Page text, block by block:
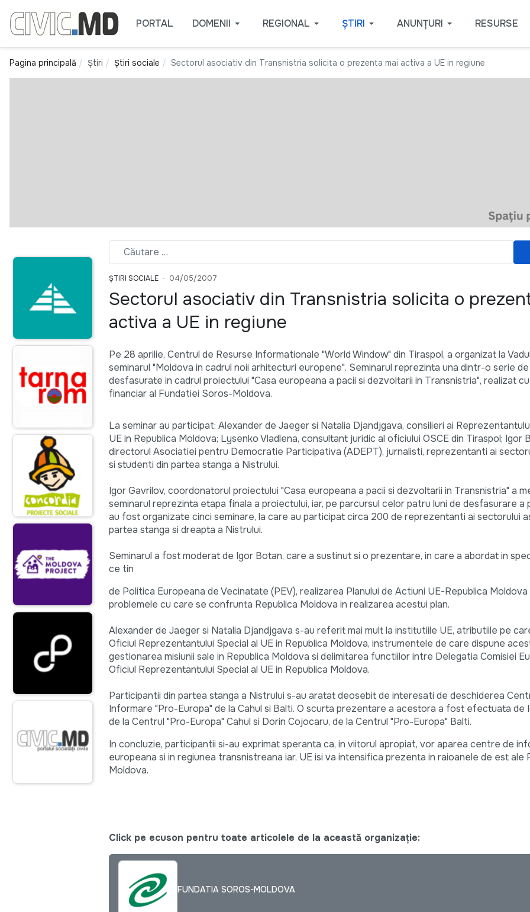
PORTAL DOMENII REGIONAL ȘTIRI ANUNȚURI RESURSE
Pagina principală Știri Știri sociale Sectorul asociativ din Transnistria solicita o prezenta mai activa a UE in regiune
ȘTIRI SOCIALE 04/05/2007
Sectorul asociativ din Transnistria solicita o
activa a UE in regiune
Pe 28 aprilie, Centrul de Resurse Informationale "World Window" din Tiraspol, a organizat la
seminarul "Moldova in cadrul noii arhitecturi europene". Seminarul reprezinta una dintr-o serie
desfasurate in cadrul proiectului "Casa europeana a pacii si dezvoltarii in Transnistria", realizat
financiar al Fundatiei Soros-Moldova.
La seminar au participat: Alexander de Jaeger si Natalia Djandjgava, consilieri ai
UE in Republica Moldova; Lysenko Vladlena, consultant juridic al oficiului OSCE din Tiraspol; Igor
directorul Asociatiei pentru Democratie Participativa (ADEPT), jurnalisti, reprezentanti ai
si studenti din partea stanga a Nistrului.
Igor Gavrilov, coordonatorul proiectului "Casa europeana a pacii si dezvoltarii in Transnistria" a
seminarul reprezinta etapa finala a proiectului, iar, pe parcursul celor patru luni de desfasurare a
au fost organizate cinci seminare, la care au participat circa 200 de reprezentanti ai sectorului
partea stanga si dreapta a Nistrului.
Seminarul a fost moderat de Igor Botan, care a sustinut si o prezentare, in care a abordat in
ce tin
de Politica Europeana de Vecinatate (PEV), realizarea Planului de Actiuni UE-Republica Moldova
problemele cu care se confrunta Republica Moldova in realizarea acestui plan.
Alexander de Jaeger si Natalia Djandjgava s-au referit mai mult la institutiile UE, atributiile pe
Oficiul Reprezentantului Special al UE in Republica Moldova, instrumentele de care dispune
gestionarea misiunii sale in Republica Moldova si delimitarea functiilor intre Delegatia Comisiei
Oficiul Reprezentantului Special al UE in Republica Moldova.
Participantii din partea stanga a Nistrului s-au aratat deosebit de interesati de deschiderea
Informare "Pro-Europa" de la Cahul si Balti. O scurta prezentare a acestora a fost efectuata de
de la Centrul "Pro-Europa" Cahul si Dorin Cojocaru, de la Centrul "Pro-Europa" Balti.
In concluzie, participantii si-au exprimat speranta ca, in viitorul apropiat, vor aparea centre de
europeana si in regiunea transnistreana iar, UE isi va intensifica prezenta in raioanele de est ale
Moldova.
Click pe ecuson pentru toate articolele de la această organizație:
FUNDATIA SOROS-MOLDOVA